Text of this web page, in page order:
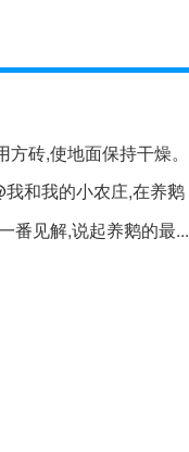
砖,使地面保持干燥。
和我的小农庄,在养鹅
番见解,说起养鹅的最...